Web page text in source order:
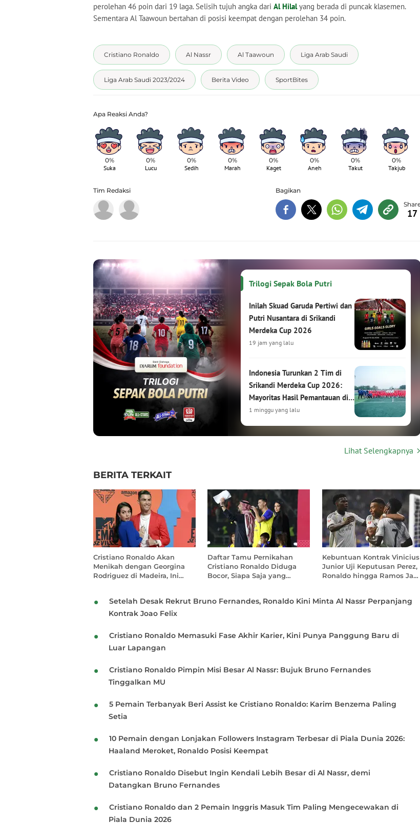
perolehan 46 poin dari 19 laga. Selisih tujuh angka dari Al Hilalyang berada di puncak klasemen.
Sementara Al Taawoun bertahan di posisi keempat dengan perolehan 34 poin.
Cristiano Ronaldo Al Nassr Al Taawoun Liga Arab Saudi
Liga Arab Saudi 2023/2024 Berita Video SportBites
0%
Suka
0%
Lucu
0%
Sedih
0%
Marah
0%
Kaget
0%
Aneh
0%
Takut
0%
Takjub
Tim Redaksi Bagikan
17
Trilogi Sepak Bola Putri
Inilah Skuad Garuda Pertiwi dan
Putri Nusantara di Srikandi
Merdeka Cup 2026
19 jam yang lalu
Indonesia Turunkan 2 Tim di
Srikandi Merdeka Cup 2026:
Mayoritas Hasil Pemantauan di
HYDROPLUS Soccer League
1 minggu yang lalu
Hasil Drawing Srikandi Merdeka
Cup 2026: Garuda Pertiwi
Bertemu Malaysia, Putri
Nusantara Hadapi Thailand
2 minggu yang lalu
Bakti Olahraga Djarum
Srikandi Merdeka Cup 2026 di
Kisah Dua Srikandi HYDROPLUS
2025/2026: Asrama, Sarung
HYDROPLUS Soccer League All-
Ajang Berburu Gelar, Konsistensi
Jadi Kunci Pembinaan
Dua Jalan, Satu Tujuan:
Stars 2025/2026 Mengikuti
Lihat Selengkapnya
BERITA TERKAIT
Cristiano Ronaldo Akan
Menikah dengan Georgina
Rodriguez di Madeira, Ini
Daftar Tamu Pernikahan
Cristiano Ronaldo Diduga
Bocor, Siapa Saja yang
Kebuntuan Kontrak Vinicius
Junior Uji Keputusan Perez,
Ronaldo hingga Ramos Jadi
Setelah Desak Rekrut Bruno Fernandes, Ronaldo Kini Minta Al Nassr Perpanjang
Kontrak Joao Felix
Cristiano Ronaldo Memasuki Fase Akhir Karier, Kini Punya Panggung Baru di
Luar Lapangan
Cristiano Ronaldo Pimpin Misi Besar Al Nassr: Bujuk Bruno Fernandes
Tinggalkan MU
5 Pemain Terbanyak Beri Assist ke Cristiano Ronaldo: Karim Benzema Paling
Setia
10 Pemain dengan Lonjakan Followers Instagram Terbesar di Piala Dunia 2026:
Haaland Meroket, Ronaldo Posisi Keempat
Cristiano Ronaldo Disebut Ingin Kendali Lebih Besar di Al Nassr, demi
Datangkan Bruno Fernandes
Cristiano Ronaldo dan 2 Pemain Inggris Masuk Tim Paling Mengecewakan di
Piala Dunia 2026